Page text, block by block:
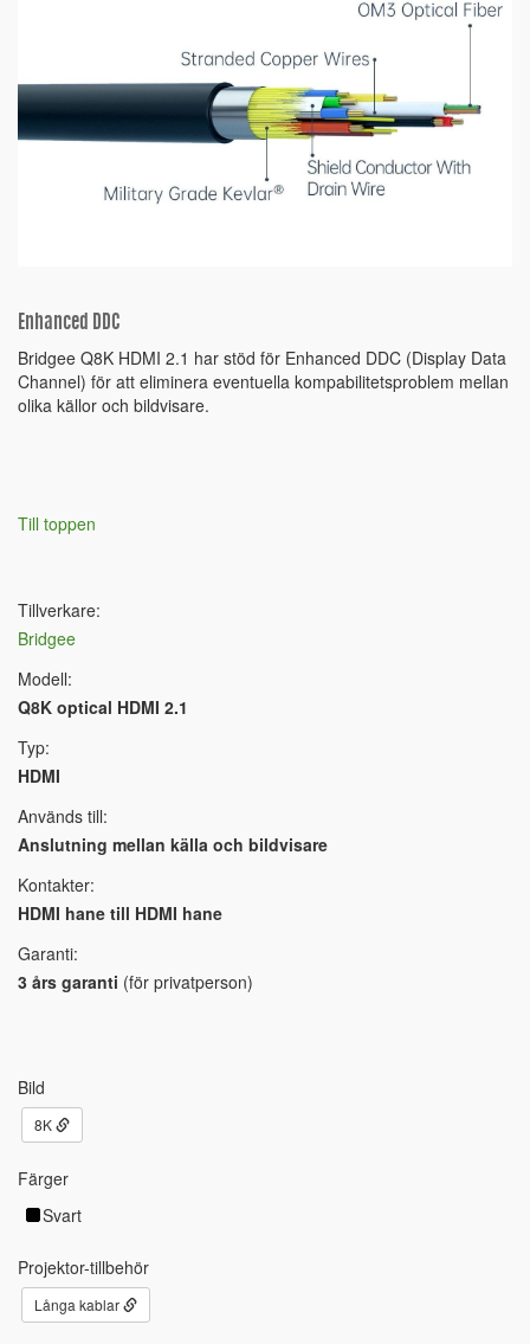
Enhanced DDC
Bridgee Q8K HDMI 2.1 har stöd för Enhanced DDC (Display Data
Channel) för att eliminera eventuella kompabilitetsproblem mellan
olika källor och bildvisare.
Till toppen
Tillverkare:
Bridgee
Modell:
Q8K optical HDMI 2.1
Typ:
HDMI
Används till:
Anslutning mellan källa och bildvisare
Kontakter:
HDMI hane till HDMI hane
Garanti:
3 års garanti (för privatperson)
Bild
8K
Färger
Svart
Projektor-tillbehör
Långa kablar